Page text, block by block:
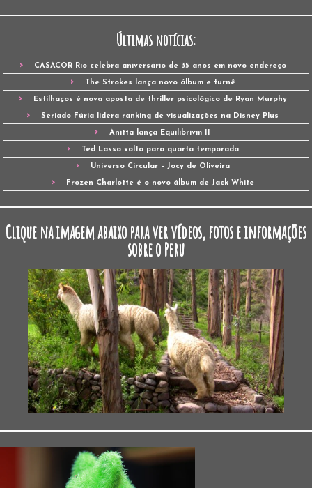
Últimas notícias:
CASACOR Rio celebra aniversário de 35 anos em novo endereço
The Strokes lança novo álbum e turnê
Estilhaços é nova aposta de thriller psicológico de Ryan Murphy
Seriado Fúria lidera ranking de visualizações na Disney Plus
Anitta lança Equilibrivm II
Ted Lasso volta para quarta temporada
Universo Circular – Jocy de Oliveira
Frozen Charlotte é o novo álbum de Jack White
Clique na imagem abaixo para ver vídeos, fotos e informações
sobre o Peru